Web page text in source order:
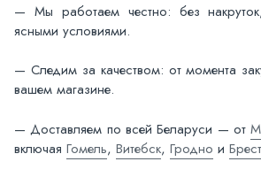
— Мы работаем честно: без
ясными условиями.
— Следим за качеством: от момента
вашем магазине.
— Доставляем по всей Беларуси — от
включая Гомель, Витебск, Гродно и Брест